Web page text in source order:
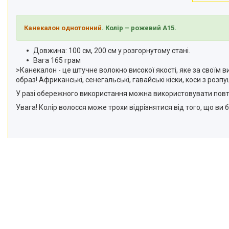
Канекалон однотонний. Колір – рожевий А15.
Довжина: 100 см, 200 см у розгорнутому стані.
Вага 165 грам
>Канекалон - це штучне волокно високої якості, яке за
образ! Африканські, сенегальські, гавайські кіски, коси з
У разі обережного використання можна використовувати
Увага! Колір волосся може трохи відрізнятися від того, що